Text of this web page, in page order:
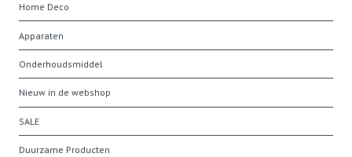
Home Deco
Apparaten
Onderhoudsmiddel
Nieuw in de webshop
SALE
Duurzame Producten